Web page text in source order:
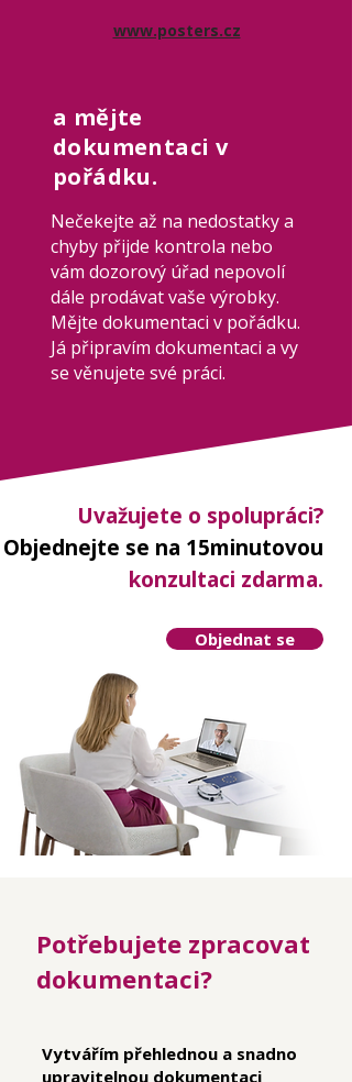
www.posters.cz
a mějte
dokumentaci v
pořádku.
Nečekejte až na nedostatky a
chyby přijde kontrola nebo
vám dozorový úřad nepovolí
dále prodávat vaše výrobky.
Mějte dokumentaci v pořádku.
Já připravím dokumentaci a vy
se věnujete své práci.
Uvažujete o spolupráci?
Objednejte se na 15minutovou
konzultaci zdarma.
Objednat se
Potřebujete zpracovat
dokumentaci?
Vytvářím přehlednou a snadno
upravitelnou dokumentaci